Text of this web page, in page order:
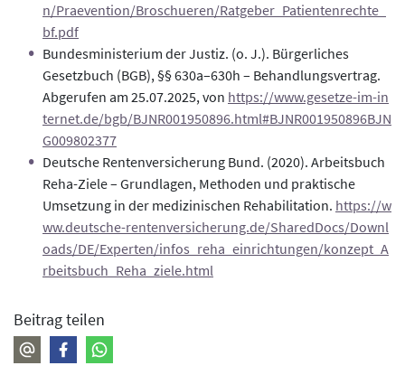
n/Praevention/Broschueren/Ratgeber_Patientenrechte_
bf.pdf
Bundesministerium der Justiz. (o. J.). Bürgerliches
Gesetzbuch (BGB), §§ 630a–630h – Behandlungsvertrag.
Abgerufen am 25.07.2025, von https://www.gesetze-im-in
ternet.de/bgb/BJNR001950896.html#BJNR001950896BJN
G009802377
Deutsche Rentenversicherung Bund. (2020). Arbeitsbuch
Reha-Ziele – Grundlagen, Methoden und praktische
Umsetzung in der medizinischen Rehabilitation. https://w
ww.deutsche-rentenversicherung.de/SharedDocs/Downl
oads/DE/Experten/infos_reha_einrichtungen/konzept_A
rbeitsbuch_Reha_ziele.html
Beitrag teilen